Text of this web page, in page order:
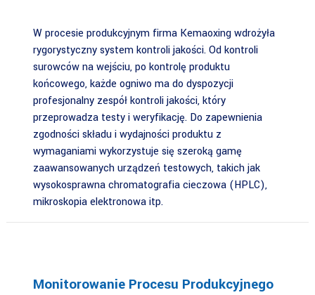
W procesie produkcyjnym firma Kemaoxing wdrożyła
rygorystyczny system kontroli jakości. Od kontroli
surowców na wejściu, po kontrolę produktu
końcowego, każde ogniwo ma do dyspozycji
profesjonalny zespół kontroli jakości, który
przeprowadza testy i weryfikację. Do zapewnienia
zgodności składu i wydajności produktu z
wymaganiami wykorzystuje się szeroką gamę
zaawansowanych urządzeń testowych, takich jak
wysokosprawna chromatografia cieczowa (HPLC),
mikroskopia elektronowa itp.
Monitorowanie Procesu Produkcyjnego